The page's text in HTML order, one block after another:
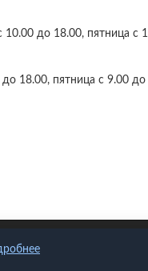
10.00 до 18.00, пятница с
до 18.00, пятница с 9.00 до